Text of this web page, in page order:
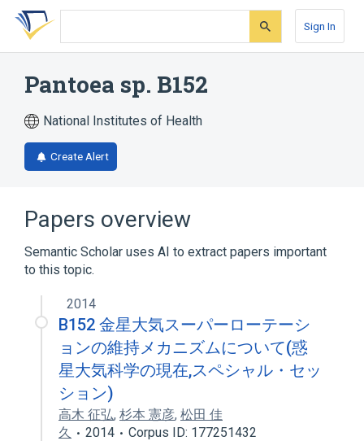
Skip
search
Skip
Skip
account
Sign In
Pantoea sp. B152
National Institutes of Health
Create Alert
Papers overview
Semantic Scholar uses AI to extract papers important
to this topic.
2014
B152 金星大気スーパーローテーシ
ョンの維持メカニズムについて(惑
星大気科学の現在,スペシャル・セッ
ション)
高木 征弘, 杉本 憲彦, 松田 佳
久
2014 Corpus ID: 177251432